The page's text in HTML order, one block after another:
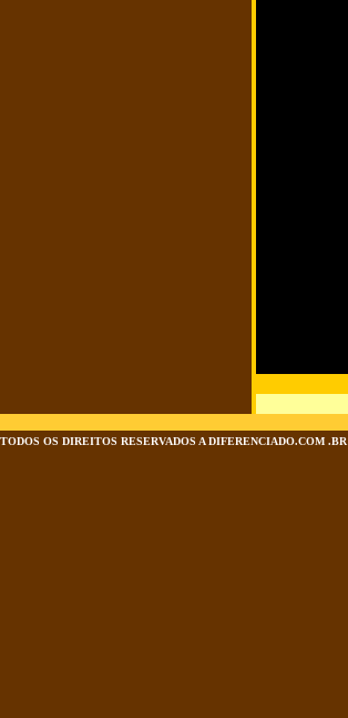
TODOS OS DIREITOS RESERVADOS A DIFERENCIADO.COM .BR